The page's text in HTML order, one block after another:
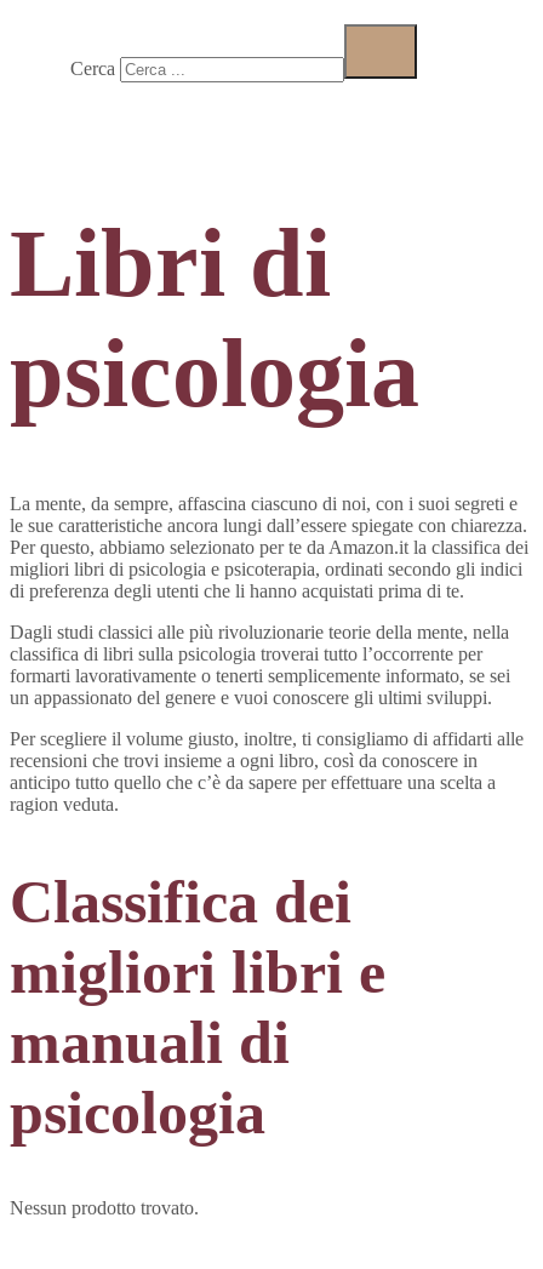
Cerca
Libri di
psicologia
La mente, da sempre, affascina ciascuno di noi, con i suoi segreti e
le sue caratteristiche ancora lungi dall’essere spiegate con chiarezza.
Per questo, abbiamo selezionato per te da Amazon.it la classifica dei
migliori libri di psicologia e psicoterapia, ordinati secondo gli indici
di preferenza degli utenti che li hanno acquistati prima di te.
Dagli studi classici alle più rivoluzionarie teorie della mente, nella
classifica di libri sulla psicologia troverai tutto l’occorrente per
formarti lavorativamente o tenerti semplicemente informato, se sei
un appassionato del genere e vuoi conoscere gli ultimi sviluppi.
Per scegliere il volume giusto, inoltre, ti consigliamo di affidarti alle
recensioni che trovi insieme a ogni libro, così da conoscere in
anticipo tutto quello che c’è da sapere per effettuare una scelta a
ragion veduta.
Classifica dei
migliori libri e
manuali di
psicologia
Nessun prodotto trovato.